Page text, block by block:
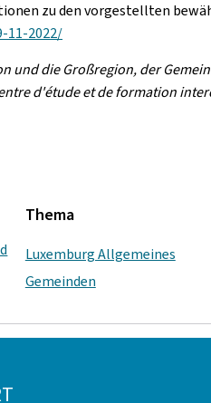
zu den vorgestellten
2022/
die Großregion, der
d'étude et de formation
Thema
Luxemburg Allgemeines
Gemeinden